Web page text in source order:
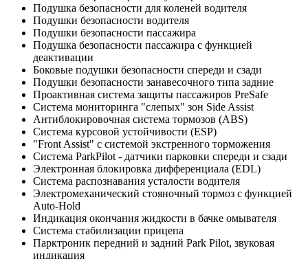
Подушка безопасности для коленей водителя
Подушки безопасности водителя
Подушки безопасности пассажира
Подушка безопасности пассажира с функцией
деактивации
Боковые подушки безопасности спереди и сзади
Подушки безопасности занавесочного типа задние
Проактивная система защиты пассажиров PreSafe
Система мониторинга "слепых" зон Side Assist
Антиблокировочная система тормозов (ABS)
Система курсовой устойчивости (ESP)
"Front Assist" с системой экстренного торможения
Система ParkPilot - датчики парковки спереди и сзади
Электронная блокировка дифференциала (EDL)
Система распознавания усталости водителя
Электромеханический стояночный тормоз с функцией
Auto-Hold
Индикация окончания жидкости в бачке омывателя
Система стабилизации прицепа
Парктроник передний и задний Park Pilot, звуковая
индикация